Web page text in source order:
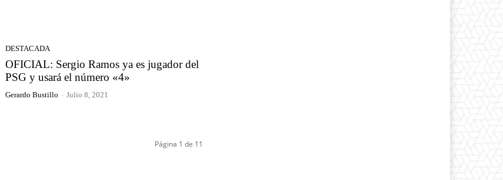
DESTACADA
OFICIAL: Sergio Ramos ya es jugador del
PSG y usará el número «4»
Gerardo Bustillo - Julio 8, 2021
Página 1 de 11